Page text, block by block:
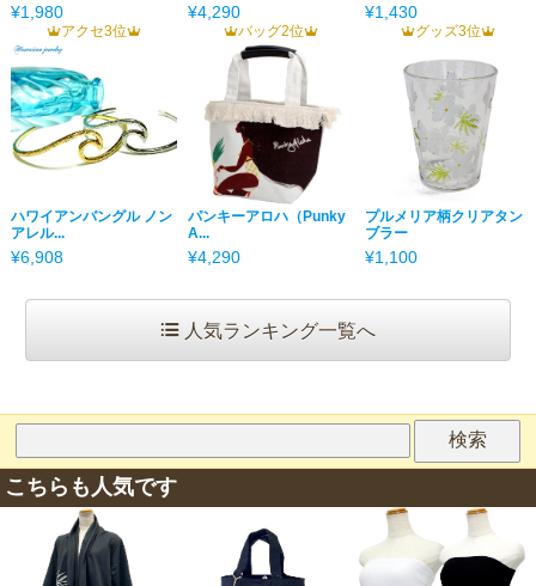
¥1,980 ¥4,290 ¥1,430
アクセ3位
ハワイアンバングル ノン
アレル...
¥6,908
バッグ2位
パンキーアロハ（Punky
A...
¥4,290
グッズ3位
プルメリア柄クリアタン
ブラー
¥1,100
人気ランキング一覧へ
こちらも人気です